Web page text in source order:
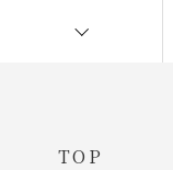
TOP